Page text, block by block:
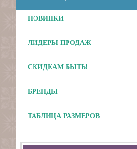
НОВИНКИ
ЛИДЕРЫ ПРОДАЖ
СКИДКАМ БЫТЬ!
БРЕНДЫ
ТАБЛИЦА РАЗМЕРОВ